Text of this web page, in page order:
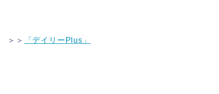
＞＞ 「デイリーPlus」